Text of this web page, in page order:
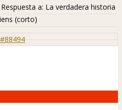
Respuesta a: La verdadera historia
(corto)
#88494